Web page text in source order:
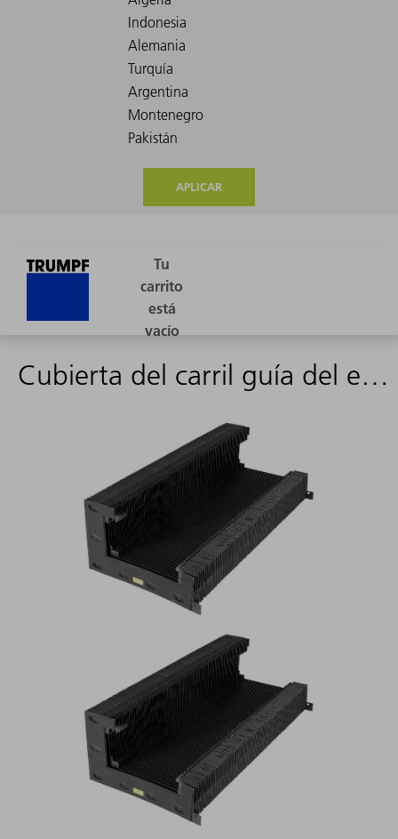
APLICAR
Cubierta del carril guía del eje X